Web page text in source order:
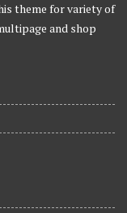
theme for variety of
and shop